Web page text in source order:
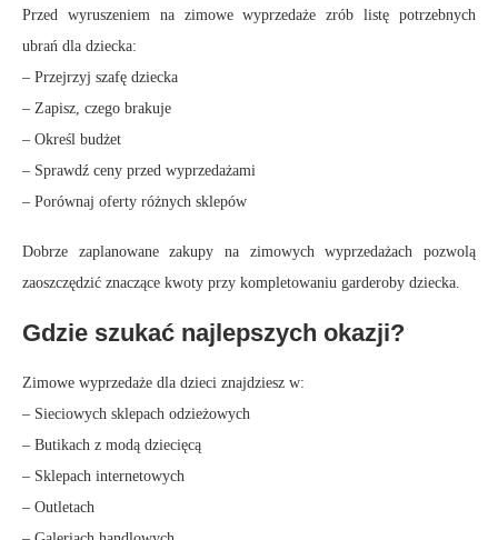
Przed wyruszeniem na zimowe wyprzedaże zrób listę potrzebnych
ubrań dla dziecka:
– Przejrzyj szafę dziecka
– Zapisz, czego brakuje
– Określ budżet
– Sprawdź ceny przed wyprzedażami
– Porównaj oferty różnych sklepów
Dobrze zaplanowane zakupy na zimowych wyprzedażach pozwolą
zaoszczędzić znaczące kwoty przy kompletowaniu garderoby dziecka.
Gdzie szukać najlepszych okazji?
Zimowe wyprzedaże dla dzieci znajdziesz w:
– Sieciowych sklepach odzieżowych
– Butikach z modą dziecięcą
– Sklepach internetowych
– Outletach